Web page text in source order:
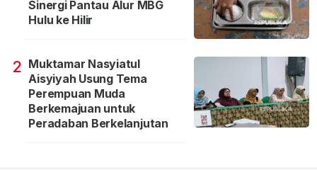
Sinergi Pantau Alur MBG
Hulu ke Hilir
2 Muktamar Nasyiatul
Aisyiyah Usung Tema
Perempuan Muda
Berkemajuan untuk
Peradaban Berkelanjutan